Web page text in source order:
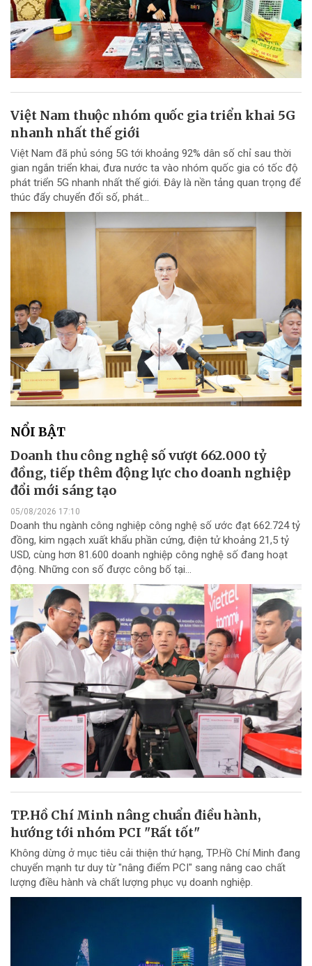
Việt Nam thuộc nhóm quốc gia triển khai 5G
nhanh nhất thế giới
Việt Nam đã phủ sóng 5G tới khoảng 92% dân số chỉ sau thời
gian ngắn triển khai, đưa nước ta vào nhóm quốc gia có tốc độ
phát triển 5G nhanh nhất thế giới. Đây là nền tảng quan trọng để
thúc đẩy chuyển đổi số, phát...
NỔI BẬT
Doanh thu công nghệ số vượt 662.000 tỷ
đồng, tiếp thêm động lực cho doanh nghiệp
đổi mới sáng tạo
05/08/2026 17:10
Doanh thu ngành công nghiệp công nghệ số ước đạt 662.724 tỷ
đồng, kim ngạch xuất khẩu phần cứng, điện tử khoảng 21,5 tỷ
USD, cùng hơn 81.600 doanh nghiệp công nghệ số đang hoạt
động. Những con số được công bố tại...
TP.Hồ Chí Minh nâng chuẩn điều hành,
hướng tới nhóm PCI "Rất tốt"
Không dừng ở mục tiêu cải thiện thứ hạng, TP.Hồ Chí Minh đang
chuyển mạnh tư duy từ "nâng điểm PCI" sang nâng cao chất
lượng điều hành và chất lượng phục vụ doanh nghiệp.